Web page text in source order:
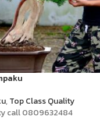
,Top Class Quality
call 0809632484